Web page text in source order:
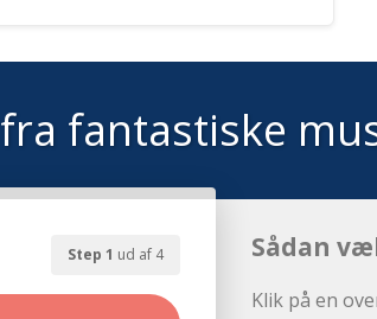
fra fantastiske
Step 1 ud af 4 Sådan
Klik på en